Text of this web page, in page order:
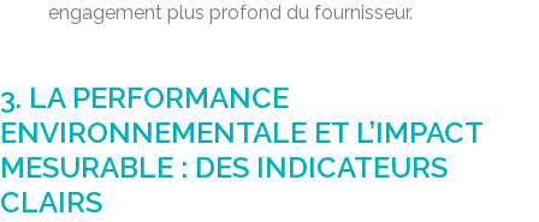
engagement plus profond du fournisseur.
3. LA PERFORMANCE
ENVIRONNEMENTALE ET L’IMPACT
MESURABLE : DES INDICATEURS
CLAIRS